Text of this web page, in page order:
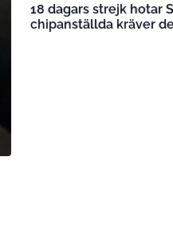
18 dagars strejk hotar
chipanställda kräver